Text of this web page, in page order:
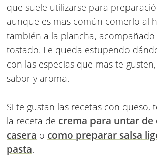
que suele utilizarse para
aunque es mas común comerlo al
también a la plancha,
tostado. Le queda estupendo
con las especias que mas te
sabor y aroma.
Si te gustan las recetas con queso,
la receta de crema para untar de
casera o como preparar salsa
pasta.